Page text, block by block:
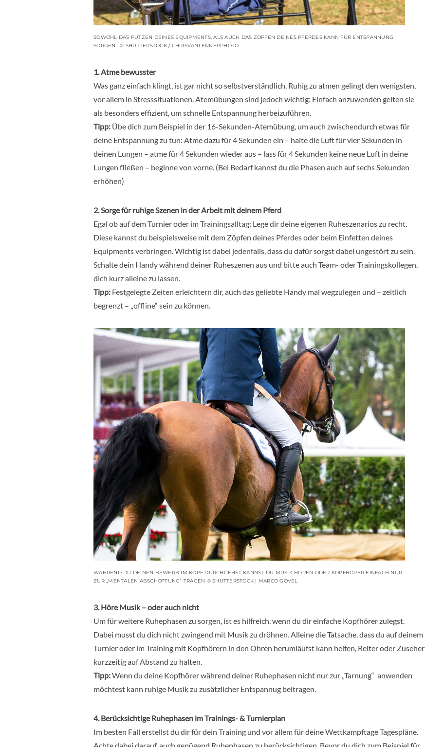
SOWOHL DAS PUTZEN DEINES EQUIPMENTS, ALS AUCH DAS ZOPFEN DEINES PFERDES KANN FÜR ENTSPANNUNG
SORGEN . © SHUTTERSTOCK / CHRISVANLENNEPPHOTO
1. Atme bewusster
Was ganz einfach klingt, ist gar nicht so selbstverständlich. Ruhig zu atmen gelingt den wenigsten,
vor allem in Stresssituationen. Atemübungen sind jedoch wichtig: Einfach anzuwenden gelten sie
als besonders effizient, um schnelle Entspannung herbeizuführen.
Tipp: Übe dich zum Beispiel in der 16-Sekunden-Atemübung, um auch zwischendurch etwas für
deine Entspannung zu tun: Atme dazu für 4 Sekunden ein – halte die Luft für vier Sekunden in
deinen Lungen – atme für 4 Sekunden wieder aus – lass für 4 Sekunden keine neue Luft in deine
Lungen fließen – beginne von vorne. (Bei Bedarf kannst du die Phasen auch auf sechs Sekunden
erhöhen)
2. Sorge für ruhige Szenen in der Arbeit mit deinem Pferd
Egal ob auf dem Turnier oder im Trainingsalltag: Lege dir deine eigenen Ruheszenarios zu recht.
Diese kannst du beispielsweise mit dem Zöpfen deines Pferdes oder beim Einfetten deines
Equipments verbringen. Wichtig ist dabei jedenfalls, dass du dafür sorgst dabei ungestört zu sein.
Schalte dein Handy während deiner Ruheszenen aus und bitte auch Team- oder Trainingskollegen,
dich kurz alleine zu lassen.
Tipp: Festgelegte Zeiten erleichtern dir, auch das geliebte Handy mal wegzulegen und – zeitlich
begrenzt – „offline“ sein zu können.
WÄHREND DU DEINEN BEWERB IM KOPF DURCHGEHST KANNST DU MUSIK HÖREN ODER KOPFHÖRER EINFACH NUR
ZUR „MENTALEN ABSCHOTTUNG“ TRAGEN © SHUTTERSTOCK | MARCO GOVEL
3. Höre Musik – oder auch nicht
Um für weitere Ruhephasen zu sorgen, ist es hilfreich, wenn du dir einfache Kopfhörer zulegst.
Dabei musst du dich nicht zwingend mit Musik zu dröhnen. Alleine die Tatsache, dass du auf deinem
Turnier oder im Training mit Kopfhörern in den Ohren herumläufst kann helfen, Reiter oder Zuseher
kurzzeitig auf Abstand zu halten.
Tipp:Wenn du deine Kopfhörer während deiner Ruhephasen nicht nur zur „Tarnung“ anwenden
möchtest kann ruhige Musik zu zusätzlicher Entspannug beitragen.
4. Berücksichtige Ruhephasen im Trainings- & Turnierplan
Im besten Fall erstellst du dir für dein Training und vor allem für deine Wettkampftage Tagespläne.